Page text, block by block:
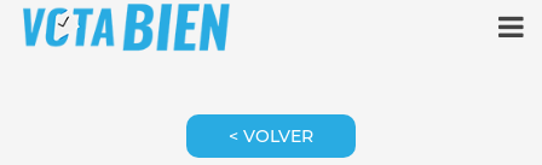
< VOLVER